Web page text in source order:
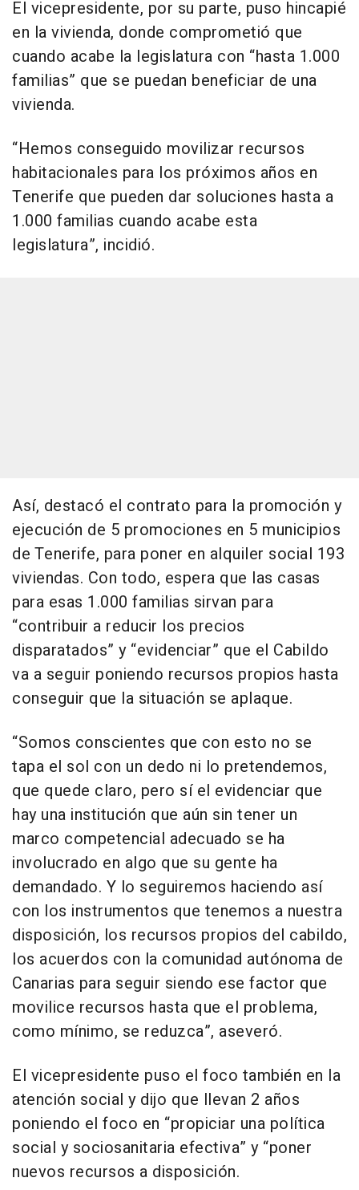
El vicepresidente, por su parte, puso hincapié
en la vivienda, donde comprometió que
cuando acabe la legislatura con “hasta 1.000
familias” que se puedan beneficiar de una
vivienda.
“Hemos conseguido movilizar recursos
habitacionales para los próximos años en
Tenerife que pueden dar soluciones hasta a
1.000 familias cuando acabe esta
legislatura”, incidió.
Así, destacó el contrato para la promoción y
ejecución de 5 promociones en 5 municipios
de Tenerife, para poner en alquiler social 193
viviendas. Con todo, espera que las casas
para esas 1.000 familias sirvan para
“contribuir a reducir los precios
disparatados” y “evidenciar” que el Cabildo
va a seguir poniendo recursos propios hasta
conseguir que la situación se aplaque.
“Somos conscientes que con esto no se
tapa el sol con un dedo ni lo pretendemos,
que quede claro, pero sí el evidenciar que
hay una institución que aún sin tener un
marco competencial adecuado se ha
involucrado en algo que su gente ha
demandado. Y lo seguiremos haciendo así
con los instrumentos que tenemos a nuestra
disposición, los recursos propios del cabildo,
los acuerdos con la comunidad autónoma de
Canarias para seguir siendo ese factor que
movilice recursos hasta que el problema,
como mínimo, se reduzca”, aseveró.
El vicepresidente puso el foco también en la
atención social y dijo que llevan 2 años
poniendo el foco en “propiciar una política
social y sociosanitaria efectiva” y “poner
nuevos recursos a disposición.